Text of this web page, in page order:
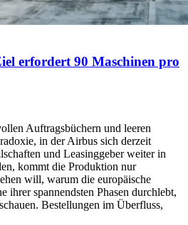
erfordert 90 Maschinen pro
Auftragsbüchern und leeren
in der Airbus sich derzeit
und Leasinggeber weiter in
kommt die Produktion nur
will, warum die europäische
ihrer spannendsten Phasen durchlebt,
Bestellungen im Überfluss,